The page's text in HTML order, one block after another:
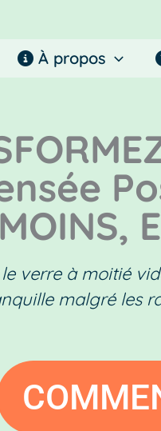
À propos
MOINS,
verre à moitié
malgré les